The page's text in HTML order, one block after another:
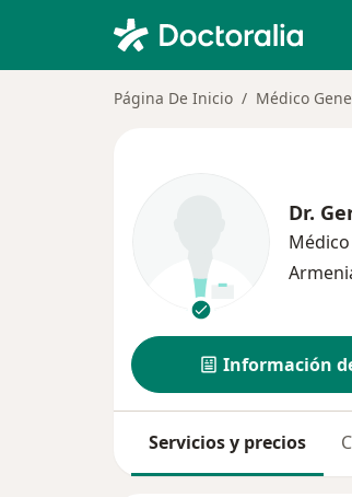
Página De Inicio Médico
Dr.
Información
Servicios y precios